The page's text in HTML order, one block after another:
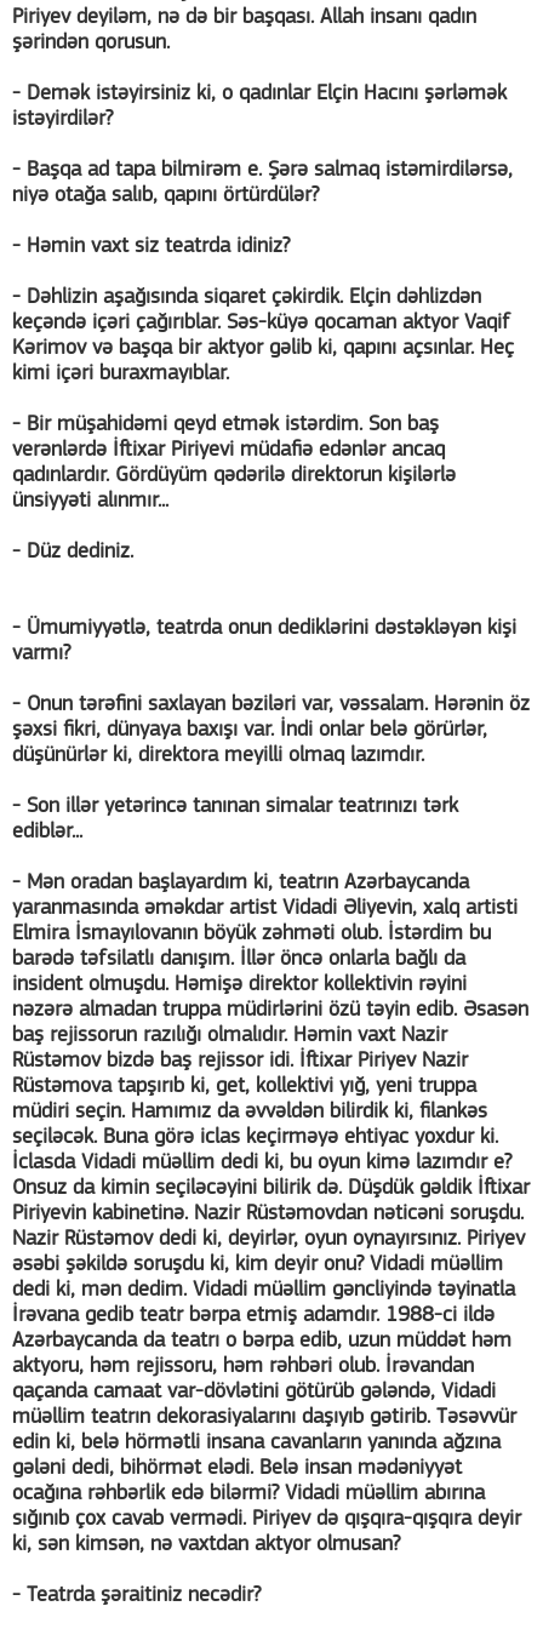
Piriyev deyiləm, nə də bir başqası. Allah insanı qadın
şərindən qorusun.
- Demək istəyirsiniz ki, o qadınlar Elçin Hacını şərləmək
istəyirdilər?
- Başqa ad tapa bilmirəm e. Şərə salmaq istəmirdilərsə,
niyə otağa salıb, qapını örtürdülər?
- Həmin vaxt siz teatrda idiniz?
- Dəhlizin aşağısında siqaret çəkirdik. Elçin dəhlizdən
keçəndə içəri çağırıblar. Səs-küyə qocaman aktyor Vaqif
Kərimov və başqa bir aktyor gəlib ki, qapını açsınlar. Heç
kimi içəri buraxmayıblar.
- Bir müşahidəmi qeyd etmək istərdim. Son baş
verənlərdə İftixar Piriyevi müdafiə edənlər ancaq
qadınlardır. Gördüyüm qədərilə direktorun kişilərlə
ünsiyyəti alınmır...
- Düz dediniz.
- Ümumiyyətlə, teatrda onun dediklərini dəstəkləyən kişi
varmı?
- Onun tərəfini saxlayan bəziləri var, vəssalam. Hərənin öz
şəxsi fikri, dünyaya baxışı var. İndi onlar belə görürlər,
düşünürlər ki, direktora meyilli olmaq lazımdır.
- Son illər yetərincə tanınan simalar teatrınızı tərk
ediblər...
- Mən oradan başlayardım ki, teatrın Azərbaycanda
yaranmasında əməkdar artist Vidadi Əliyevin, xalq artisti
Elmira İsmayılovanın böyük zəhməti olub. İstərdim bu
barədə təfsilatlı danışım. İllər öncə onlarla bağlı da
insident olmuşdu. Həmişə direktor kollektivin rəyini
nəzərə almadan truppa müdirlərini özü təyin edib. Əsasən
baş rejissorun razılığı olmalıdır. Həmin vaxt Nazir
Rüstəmov bizdə baş rejissor idi. İftixar Piriyev Nazir
Rüstəmova tapşırıb ki, get, kollektivi yığ, yeni truppa
müdiri seçin. Hamımız da əvvəldən bilirdik ki, filankəs
seçiləcək. Buna görə iclas keçirməyə ehtiyac yoxdur ki.
İclasda Vidadi müəllim dedi ki, bu oyun kimə lazımdır e?
Onsuz da kimin seçiləcəyini bilirik də. Düşdük gəldik İftixar
Piriyevin kabinetinə. Nazir Rüstəmovdan nəticəni soruşdu.
Nazir Rüstəmov dedi ki, deyirlər, oyun oynayırsınız. Piriyev
əsəbi şəkildə soruşdu ki, kim deyir onu? Vidadi müəllim
dedi ki, mən dedim. Vidadi müəllim gəncliyində təyinatla
İrəvana gedib teatr bərpa etmiş adamdır. 1988-ci ildə
Azərbaycanda da teatrı o bərpa edib, uzun müddət həm
aktyoru, həm rejissoru, həm rəhbəri olub. İrəvandan
qaçanda camaat var-dövlətini götürüb gələndə, Vidadi
müəllim teatrın dekorasiyalarını daşıyıb gətirib. Təsəvvür
edin ki, belə hörmətli insana cavanların yanında ağzına
gələni dedi, bihörmət elədi. Belə insan mədəniyyət
ocağına rəhbərlik edə bilərmi? Vidadi müəllim abırına
sığınıb çox cavab vermədi. Piriyev də qışqıra-qışqıra deyir
ki, sən kimsən, nə vaxtdan aktyor olmusan?
- Teatrda şəraitiniz necədir?